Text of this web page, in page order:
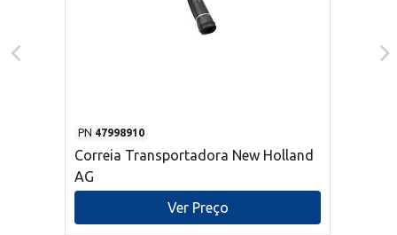
PN 47998910
Correia Transportadora New Holland
AG
Ver Preço